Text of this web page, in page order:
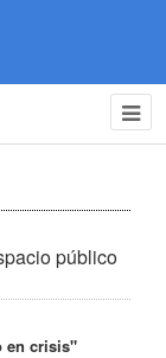
público
en crisis"